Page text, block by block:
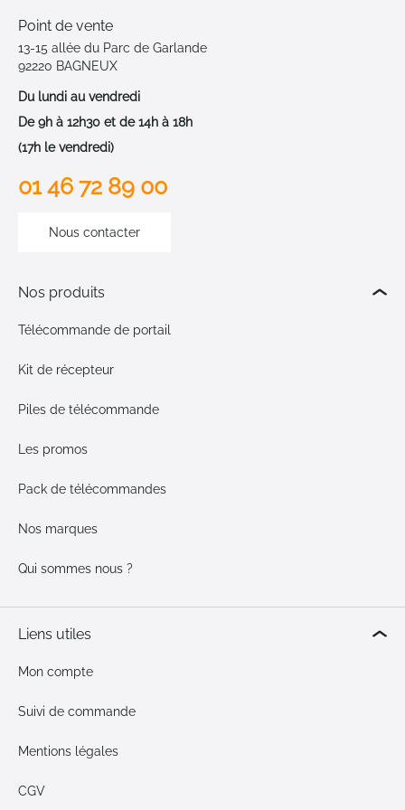
Point de vente
13-15 allée du Parc de Garlande
92220 BAGNEUX
Du lundi au vendredi
De 9h à 12h30 et de 14h à 18h
(17h le vendredi)
01 46 72 89 00
Nous contacter
Nos produits
Télécommande de portail
Kit de récepteur
Piles de télécommande
Les promos
Pack de télécommandes
Nos marques
Qui sommes nous ?
Liens utiles
Mon compte
Suivi de commande
Mentions légales
CGV